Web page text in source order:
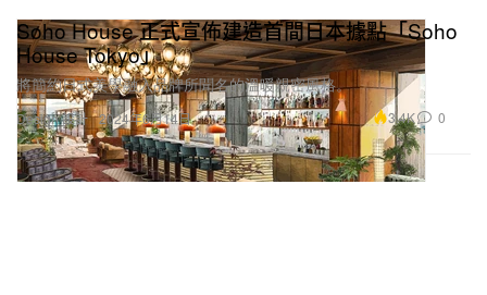
Design 設計
Soho House 正式宣佈建造首間日本據點「Soho
House Tokyo」
將簡約日式美學融入品牌所聞名的溫暖親密風格。
2024年6月14日 3.4K 0